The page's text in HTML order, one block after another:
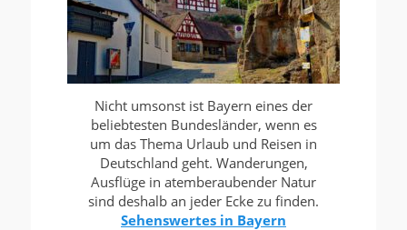
Nicht umsonst ist Bayern eines der
beliebtesten Bundesländer, wenn es
um das Thema Urlaub und Reisen in
Deutschland geht. Wanderungen,
Ausflüge in atemberaubender Natur
sind deshalb an jeder Ecke zu finden.
Sehenswertes in Bayern